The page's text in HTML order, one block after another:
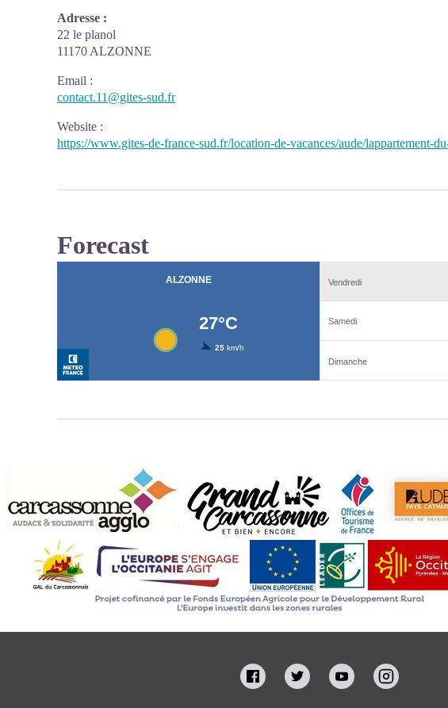
Adresse :
22 le planol
11170 ALZONNE
Email :
contact.11@gites-sud.fr
Website :
https://www.gites-de-france-sud.fr/location-de-vacances/aude/lappartement-
Forecast